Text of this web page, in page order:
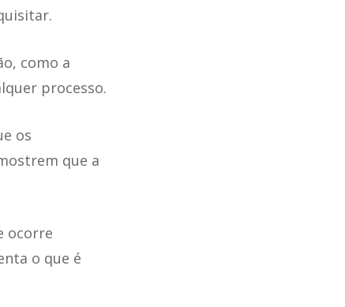
como a
processo.
os
que a
ocorre
o que é